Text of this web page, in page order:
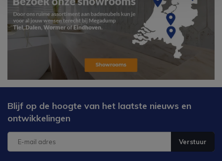
Blijf op de hoogte van het laatste nieuws en
ontwikkelingen
Verstuur